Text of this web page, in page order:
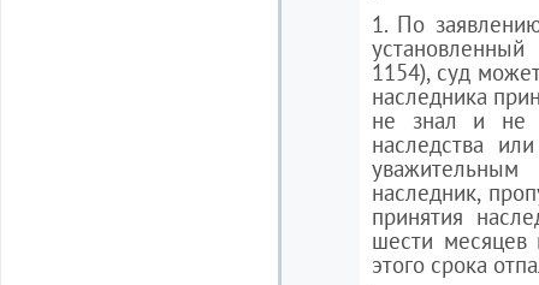
1. По
1154), суд
наследника
не знал и не
наследства
наследник,
принятия
шести месяцев
этого срока